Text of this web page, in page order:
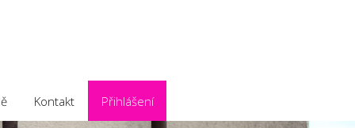
Kontakt Přihlášení